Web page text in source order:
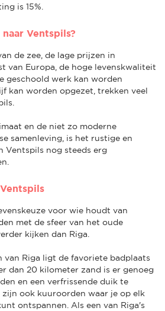
is 15%.
Ventspils?
de zee, de lage prijzen in
van Europa, de hoge levenskwaliteit
geschoold werk kan worden
kan worden opgezet, trekken veel
en de niet zo moderne
samenleving, is het rustige en
Ventspils nog steeds erg
voor wie houdt van
met de sfeer van het oude
kijken dan Riga.
van Riga ligt de favoriete badplaats
dan 20 kilometer zand is er genoeg
en een verfrissende duik te
zijn ook kuuroorden waar je op elk
ontspannen. Als een van Riga's